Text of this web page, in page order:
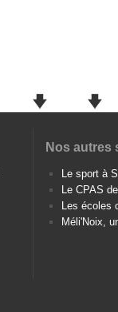
Nos autres
Le sport à
Le CPAS
Les écoles
Méli'Noix,